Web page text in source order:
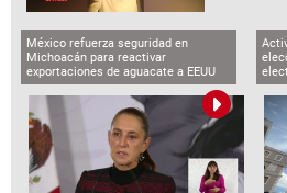
México refuerza seguridad en
Michoacán para reactivar
exportaciones de aguacate a EEUU